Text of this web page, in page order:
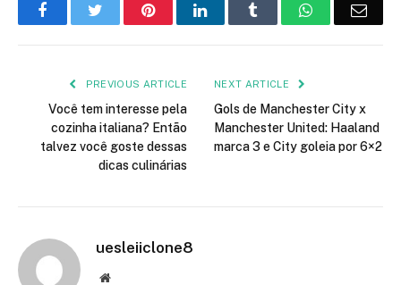
FacebookTwitter PinterestLinkedIn Tumblr WhatsApp
PREVIOUS ARTICLE
Você tem interesse pela
cozinha italiana? Então
talvez você goste dessas
dicas culinárias
NEXT ARTICLE
Gols de Manchester City x
Manchester United: Haaland
marca 3 e City goleia por 6×2
uesleiiclone8
Website